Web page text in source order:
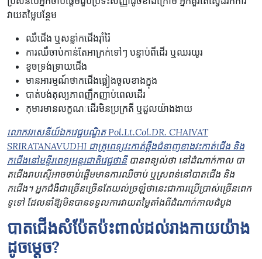
វាយតម្លៃបន្ថែម
ឈឺជើង ឬសន្លា់កជើងរ៉ាំរ៉ៃ
ការឈឺចាប់កាន់តែអាក្រក់ទៅៗ បន្ទាប់ពីដើរ ឬឈរយូរ
ខូចទ្រង់ទ្រាយជើង
មានអារម្មណ៍ថាកជើងផ្អៀងចូលខាងក្នុង
បាត់បង់តុល្យភាពញឹកញាប់ពេលដើរ
កុមារមានលក្ខណៈដើរមិនប្រក្រតី ឬដួលយ៉ាងងាយ
លោកវរសេនីយ៍ឯកវេជ្ជបណ្ឌិតPol.Lt.Col.DR. CHAIVAT
SRIRATANAVUDHI ជាគ្រូពេទ្យវះកាត់ឆ្អឹងជំនាញខាងវះកាត់ជើង និង
កជើងនៅមន្ទីរពេទ្យអន្តរជាតិវេជ្ជថានីបានពន្យល់ថា នៅដំណាក់កាល បា
តជើងរាបស្មើអាចចាប់ផ្តើមមានការឈឺចាប់ ឬស្រពន់នៅបាតជើង និង
កជើង។ អ្នកជំងឺជាច្រើនច្រើនតែយល់ច្រឡំថានេះជាការប្រើប្រាស់ច្រើនពេក
ទូទៅ ដែលនាំឱ្យមិនបានទទួលការវាយតម្លៃតាំងពីដំណាក់កាលដំបូង
បាតជើងសំប៉ែតប៉ះពាល់ដល់រាងកាយយ៉ាង
ដូចម្តេច?